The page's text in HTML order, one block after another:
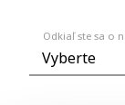
Odkiaľ ste sa o